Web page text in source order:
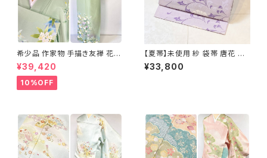
希少品 作家物 手描き友禅 花鳥
文 椿 沈丁花 訪問着 正絹 袷 黄
緑 青 白 1418
¥39,420
10%OFF
【夏帯】未使用 紗 袋帯 唐花 正
絹 紫 白 淡藤色 729
¥33,800